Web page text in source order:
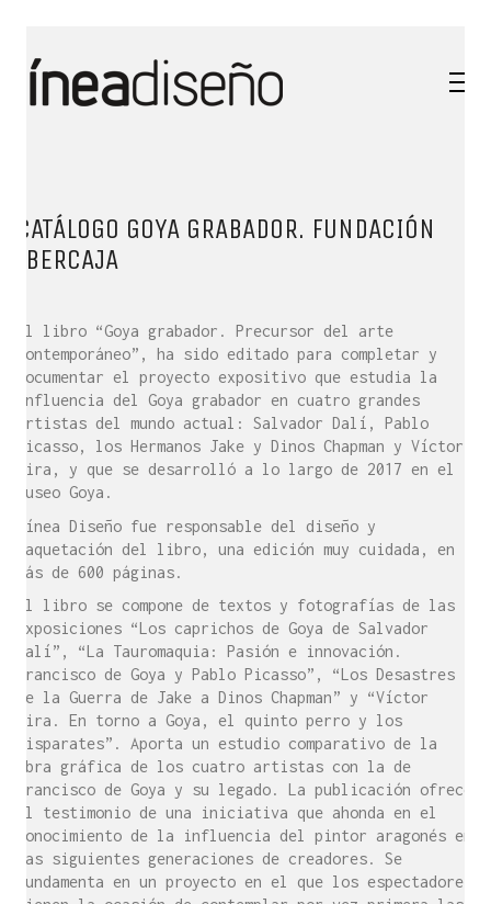
CATÁLOGO GOYA GRABADOR. FUNDACIÓN
IBERCAJA
El libro “Goya grabador. Precursor del arte
contemporáneo”, ha sido editado para completar y
documentar el proyecto expositivo que estudia la
influencia del Goya grabador en cuatro grandes
artistas del mundo actual: Salvador Dalí, Pablo
Picasso, los Hermanos Jake y Dinos Chapman y Víctor
Mira, y que se desarrolló a lo largo de 2017 en el
Museo Goya.
Línea Diseño fue responsable del diseño y
maquetación del libro, una edición muy cuidada, en
más de 600 páginas.
El libro se compone de textos y fotografías de las
exposiciones “Los caprichos de Goya de Salvador
Dalí”, “La Tauromaquia: Pasión e innovación.
Francisco de Goya y Pablo Picasso”, “Los Desastres
de la Guerra de Jake a Dinos Chapman” y “Víctor
Mira. En torno a Goya, el quinto perro y los
disparates”. Aporta un estudio comparativo de la
obra gráfica de los cuatro artistas con la de
Francisco de Goya y su legado. La publicación ofrece
el testimonio de una iniciativa que ahonda en el
conocimiento de la influencia del pintor aragonés en
las siguientes generaciones de creadores. Se
fundamenta en un proyecto en el que los espectadores